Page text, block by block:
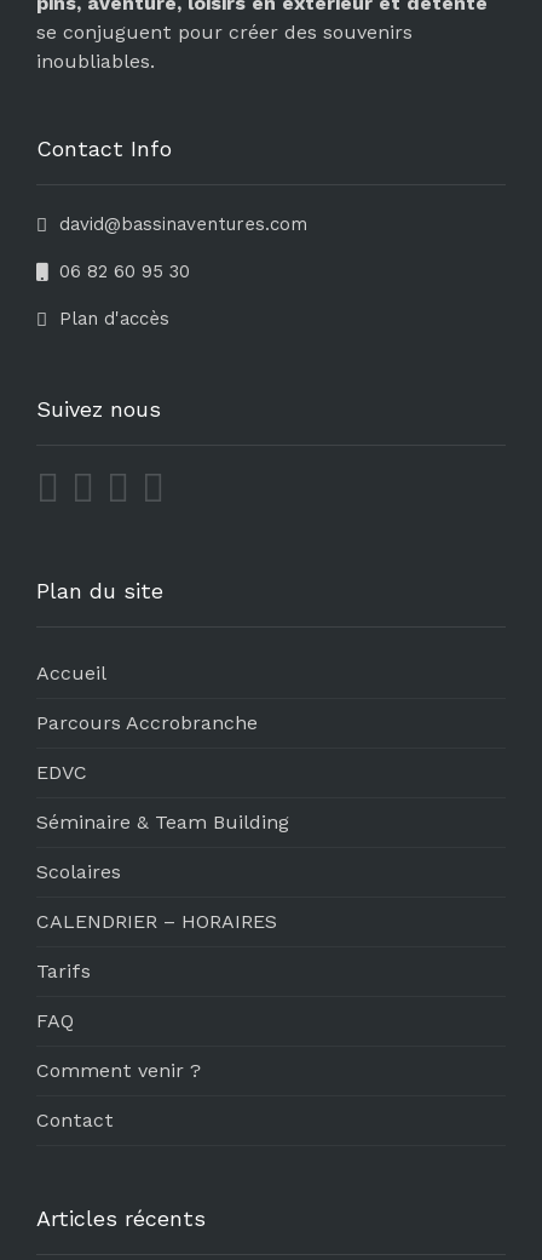
se conjuguent pour créer des souvenirs
inoubliables.
Contact Info
david@bassinaventures.com
06 82 60 95 30
Plan d'accès
Suivez nous
Plan du site
Accueil
Parcours Accrobranche
EDVC
Séminaire & Team Building
Scolaires
CALENDRIER – HORAIRES
Tarifs
FAQ
Comment venir ?
Contact
Articles récents